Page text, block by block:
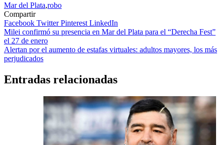
Mar del Plata,robo
Compartir
Facebook TwitterPinterest LinkedIn
Navegación
de
entradas
Milei confirmó su presencia en Mar del Plata para el “Derecha Fest”
el 27 de enero
Alertan por el aumento de estafas virtuales: adultos mayores, los más
perjudicados
Entradas relacionadas